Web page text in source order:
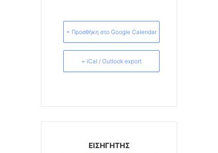
+ Προσθήκη στο Google Calendar
+ iCal / Outlook export
ΕΙΣΗΓΗΤΉΣ